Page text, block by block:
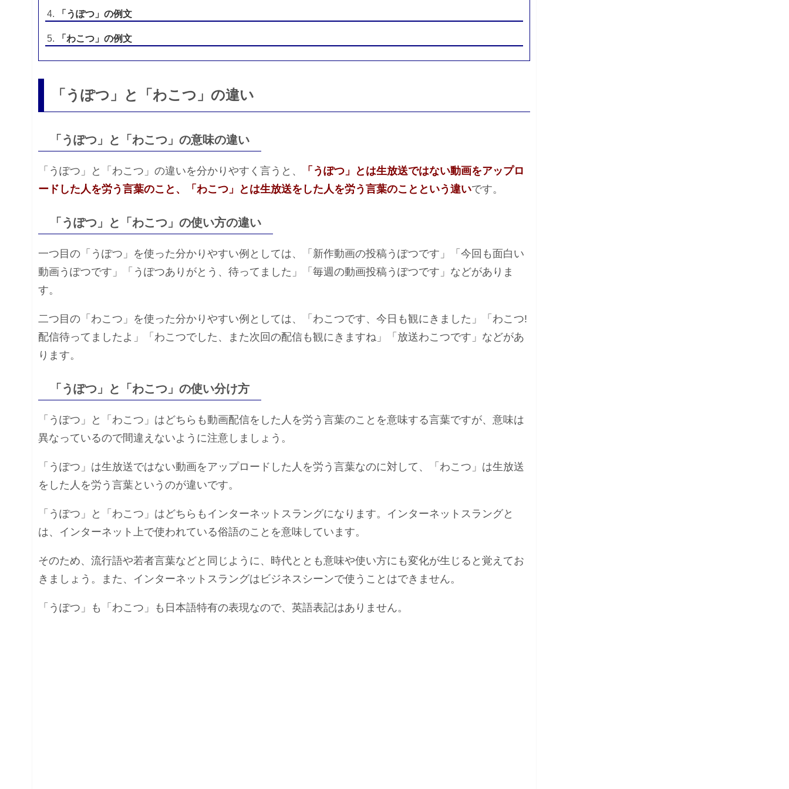
「うぽつ」の例文
「わこつ」の例文
「うぽつ」と「わこつ」の違い
「うぽつ」と「わこつ」の意味の違い
「うぽつ」と「わこつ」の違いを分かりやすく言うと、
「うぽつ」とは生放送ではない動画をアップロ
ードした人を労う言葉のこと、「わこつ」とは生放送をした人を労う言葉のことという違いです。
「うぽつ」と「わこつ」の使い方の違い
一つ目の「うぽつ」を使った分かりやすい例としては、「新作動画の投稿うぽつです」「今回も面白い
動画うぽつです」「うぽつありがとう、待ってました」「毎週の動画投稿うぽつです」などがありま
す。
二つ目の「わこつ」を使った分かりやすい例としては、「わこつです、今日も観にきました」「わこつ!
配信待ってましたよ」「わこつでした、また次回の配信も観にきますね」「放送わこつです」などがあ
ります。
「うぽつ」と「わこつ」の使い分け方
「うぽつ」と「わこつ」はどちらも動画配信をした人を労う言葉のことを意味する言葉ですが、意味は
異なっているので間違えないように注意しましょう。
「うぽつ」は生放送ではない動画をアップロードした人を労う言葉なのに対して、「わこつ」は生放送
をした人を労う言葉というのが違いです。
「うぽつ」と「わこつ」はどちらもインターネットスラングになります。インターネットスラングと
は、インターネット上で使われている俗語のことを意味しています。
そのため、流行語や若者言葉などと同じように、時代ととも意味や使い方にも変化が生じると覚えてお
きましょう。また、インターネットスラングはビジネスシーンで使うことはできません。
「うぽつ」も「わこつ」も日本語特有の表現なので、英語表記はありません。